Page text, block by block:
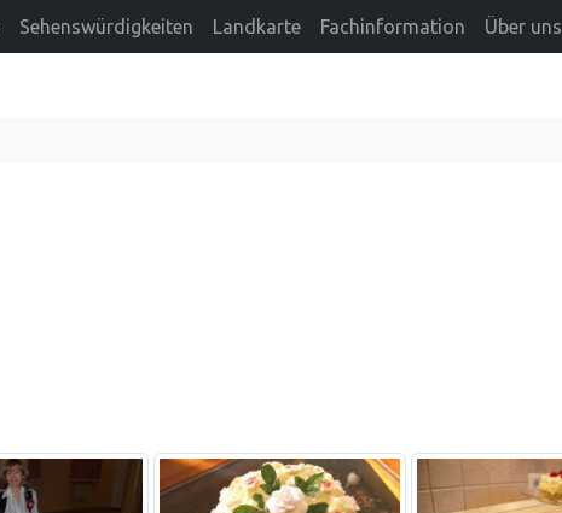
Sehenswürdigkeiten Landkarte Fachinformation Über uns